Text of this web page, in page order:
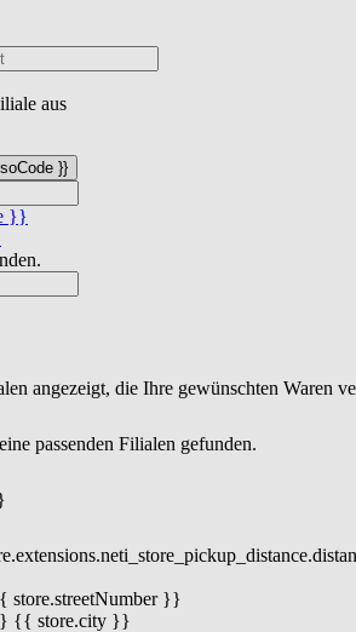
aus
}}
}}
angezeigt, die Ihre gewünschten Waren
passenden Filialen gefunden.
}}
{{ store.city }}